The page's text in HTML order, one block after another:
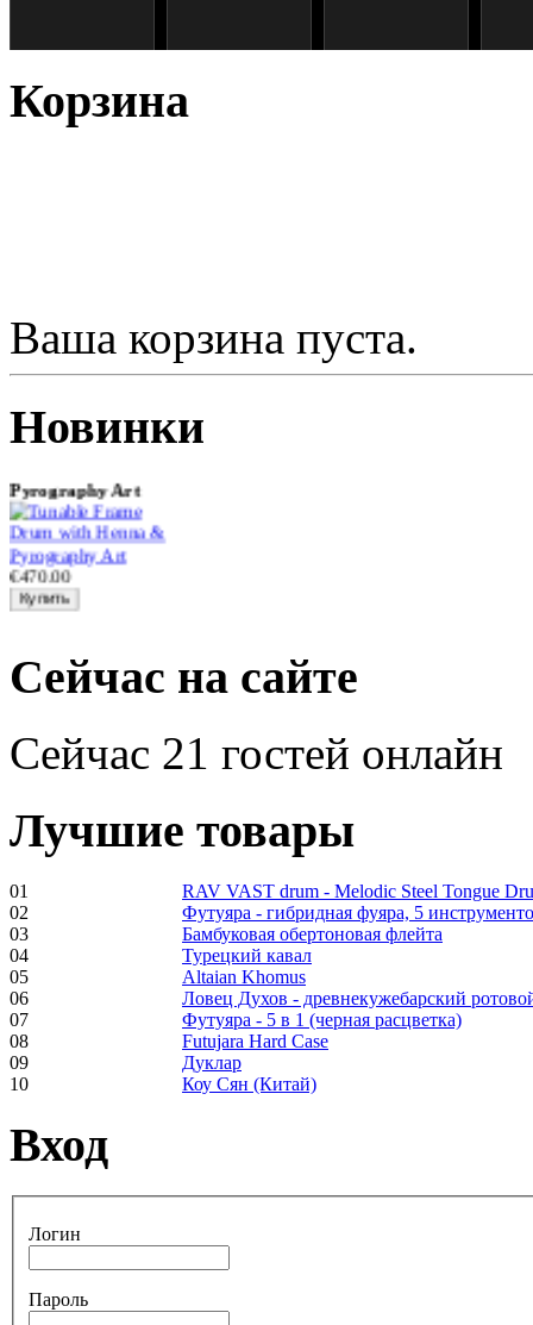
€75.00
Корзина
Ваша корзина пуста.
Новинки
Tunable Frame Drum
€470.00
Shaman Drum
"Inner Guru"
€250.00
Frame and Shaman
Animals", tunable,
with Henna
€530.00
Tunable Tonbak with
designed
Сейчас на сайте
Сейчас 21 гостей онлайн
Лучшие товары
01
RAV VAST drum - Melodic Steel Tongue
02
Футуяра - гибридная фуяра, 5
03
Бамбуковая обертоновая флейта
04
Турецкий кавал
05
Altaian Khomus
06
Ловец Духов - древнекужебарский
07
Футуяра - 5 в 1 (черная расцветка)
08
Futujara Hard Case
09
Дуклар
10
Коу Сян (Китай)
Вход
Логин
Пароль